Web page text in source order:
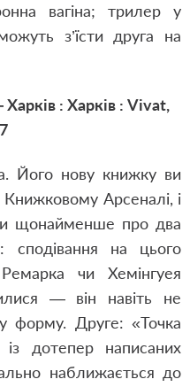
вагіна; трилер у
з’їсти друга на
: Харків : Vivat,
Його нову книжку ви
Арсеналі, і
щонайменше про два
сподівання на цього
чи Хемінгуея
— він навіть не
форму. Друге: «Точка
дотепер написаних
наближається до